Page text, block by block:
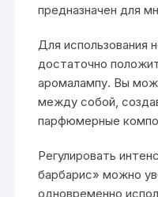
предназначен для
Для использования
достаточно
аромалампу. Вы
между собой,
парфюмерные
Регулировать
барбарис» можно
одновременно